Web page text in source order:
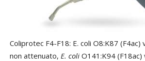
Coliprotec F4-F18: E. coli O8:K87
non attenuato, E. coli O141:K94